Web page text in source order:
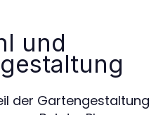
und
der Gartengestaltung